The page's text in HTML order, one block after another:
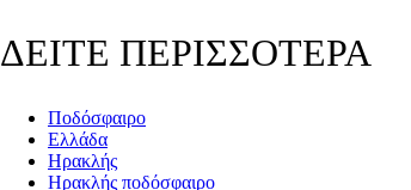
ΔΕΙΤΕ ΠΕΡΙΣΣΟΤΕΡΑ
Ποδόσφαιρο
Ελλάδα
Ηρακλής
Ηρακλής ποδόσφαιρο